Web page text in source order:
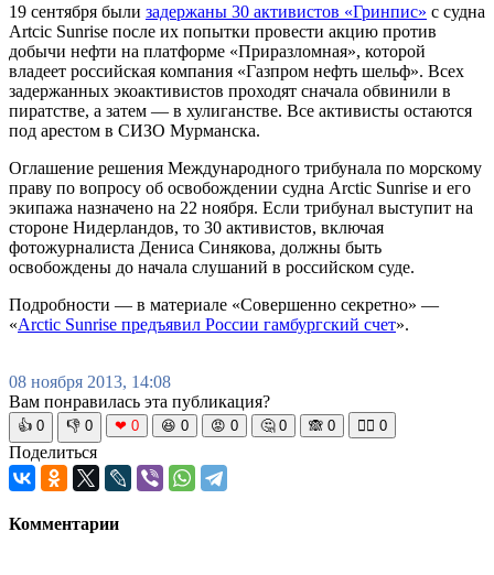
19 сентября были задержаны 30 активистов «Гринпис» с судна
Artcic Sunrise после их попытки провести акцию против
добычи нефти на платформе «Приразломная», которой
владеет российская компания «Газпром нефть шельф». Всех
задержанных экоактивистов проходят сначала обвинили в
пиратстве, а затем — в хулиганстве. Все активисты остаются
под арестом в СИЗО Мурманска.
Оглашение решения Международного трибунала по морскому
праву по вопросу об освобождении судна Arctic Sunrise и его
экипажа назначено на 22 ноября. Если трибунал выступит на
стороне Нидерландов, то 30 активистов, включая
фотожурналиста Дениса Синякова, должны быть
освобождены до начала слушаний в российском суде.
Подробности — в материале «Совершенно секретно» —
«Arctic Sunrise предъявил России гамбургский счет».
08 ноября 2013, 14:08
Вам понравилась эта публикация?
👍 0 👎 0 ❤ 0 😆 0 😡 0 🤔 0 🙈 0 🧘‍♀️ 0
Поделиться
Комментарии